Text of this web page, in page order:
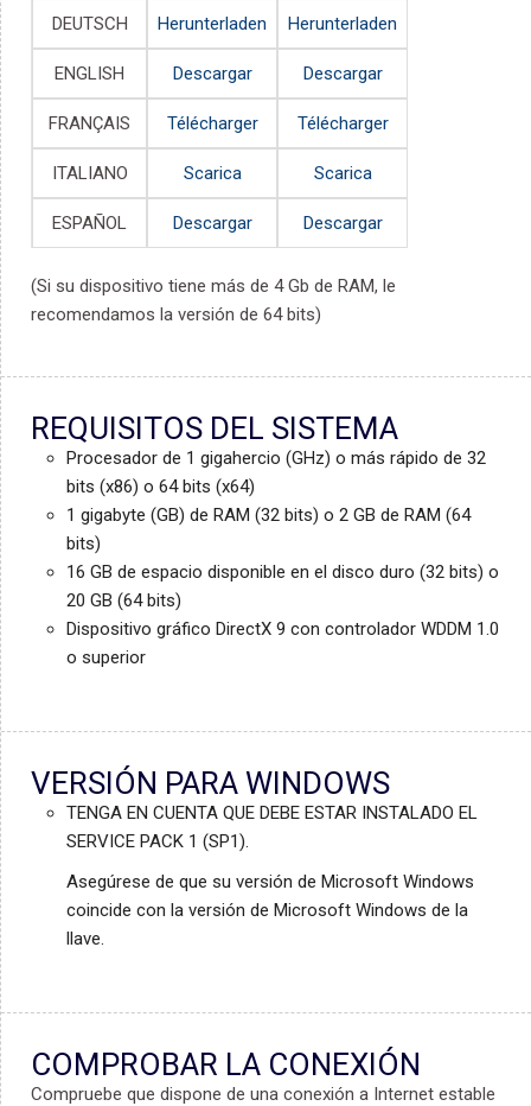
DEUTSCH Herunterladen Herunterladen
ENGLISH Descargar Descargar
FRANÇAIS Télécharger Télécharger
ITALIANO Scarica Scarica
ESPAÑOL Descargar Descargar
(Si su dispositivo tiene más de 4 Gb de RAM, le
recomendamos la versión de 64 bits)
REQUISITOS DEL SISTEMA
Procesador de 1 gigahercio (GHz) o más rápido de 32
bits (x86) o 64 bits (x64)
1 gigabyte (GB) de RAM (32 bits) o 2 GB de RAM (64
bits)
16 GB de espacio disponible en el disco duro (32 bits) o
20 GB (64 bits)
Dispositivo gráfico DirectX 9 con controlador WDDM 1.0
o superior
VERSIÓN PARA WINDOWS
TENGA EN CUENTA QUE DEBE ESTAR INSTALADO EL
SERVICE PACK 1 (SP1).
Asegúrese de que su versión de Microsoft Windows
coincide con la versión de Microsoft Windows de la
llave.
COMPROBAR LA CONEXIÓN
Compruebe que dispone de una conexión a Internet estable